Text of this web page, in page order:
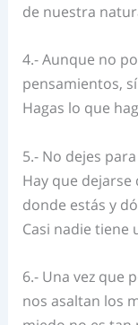
de nuestra
4.- Aunque no
pensamientos,
Hagas lo que
5.- No dejes
Hay que
donde estás y
Casi nadie tiene
6.- Una vez que
nos asaltan los